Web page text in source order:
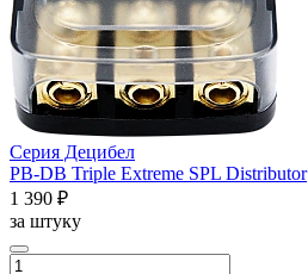
Серия Децибел
PB-DB Triple Extreme SPL Distributor
1 390 ₽
за штуку